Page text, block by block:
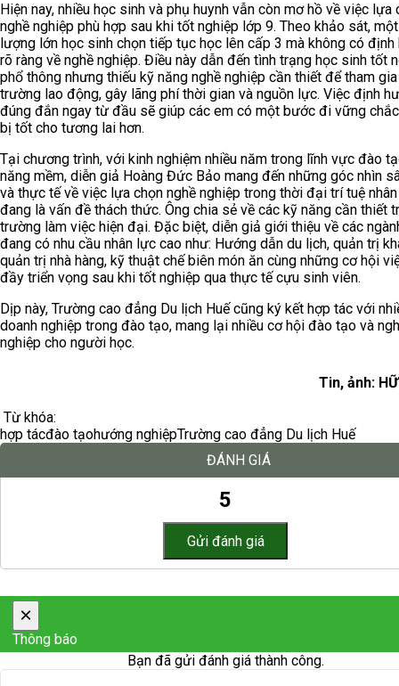
Hiện nay, nhiều học sinh và phụ huynh vẫn còn mơ hồ về việc lựa
nghề nghiệp phù hợp sau khi tốt nghiệp lớp 9. Theo khảo sát,
lượng lớn học sinh chọn tiếp tục học lên cấp 3 mà không có định
rõ ràng về nghề nghiệp. Điều này dẫn đến tình trạng học sinh tốt
phổ thông nhưng thiếu kỹ năng nghề nghiệp cần thiết để tham
trường lao động, gây lãng phí thời gian và nguồn lực. Việc định
đúng đắn ngay từ đầu sẽ giúp các em có một bước đi vững
bị tốt cho tương lai hơn.
Tại chương trình, với kinh nghiệm nhiều năm trong lĩnh vực đào
năng mềm, diễn giả Hoàng Đức Bảo mang đến những góc nhìn
và thực tế về việc lựa chọn nghề nghiệp trong thời đại trí tuệ
đang là vấn đề thách thức. Ông chia sẻ về các kỹ năng cần thiết
trường làm việc hiện đại. Đặc biệt, diễn giả giới thiệu về các
đang có nhu cầu nhân lực cao như: Hướng dẫn du lịch, quản trị
quản trị nhà hàng, kỹ thuật chế biên món ăn cùng những cơ hội
đầy triển vọng sau khi tốt nghiệp qua thực tế cựu sinh viên.
Dịp này, Trường cao đẳng Du lịch Huế cũng ký kết hợp tác với
doanh nghiệp trong đào tạo, mang lại nhiều cơ hội đào tạo và
nghiệp cho người học.
Tin, ảnh:
Từ khóa:
hợp tácđào tạohướng nghiệpTrường cao đẳng Du lịch Huế
ĐÁNH GIÁ
5
×
Thông báo
Bạn đã gửi đánh giá thành công.